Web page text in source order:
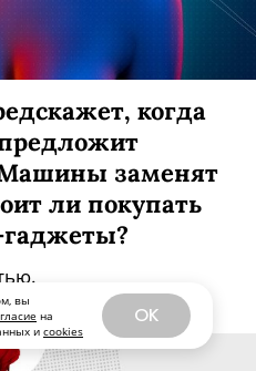
вы
на
и cookies
OK
когда
заменят
ли покупать